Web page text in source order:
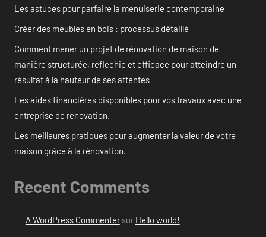
Les astuces pour parfaire la menuiserie contemporaine
Créer des meubles en bois : processus détaillé
Comment mener un projet de rénovation de maison de
manière structurée, réfléchie et efficace pour atteindre un
résultat à la hauteur de ses attentes
Les aides financières disponibles pour vos travaux avec une
entreprise de rénovation.
Les meilleures pratiques pour augmenter la valeur de votre
maison grâce à la rénovation.
Recent Comments
A WordPress Commentersur Hello world!